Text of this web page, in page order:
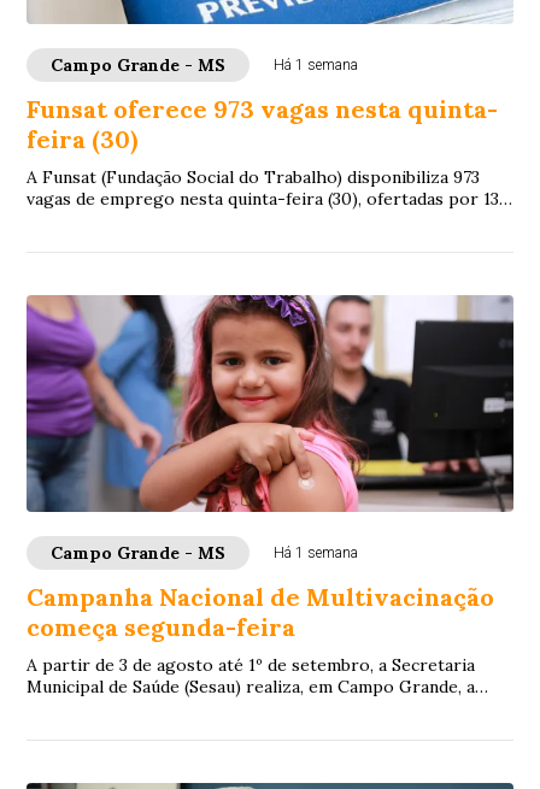
Campo Grande - MS Há 1 semana
Funsat oferece 973 vagas nesta quinta-
feira (30)
A Funsat (Fundação Social do Trabalho) disponibiliza 973
vagas de emprego nesta quinta-feira (30), ofertadas por 132
Campo Grande - MS Há 1 semana
Campanha Nacional de Multivacinação
começa segunda-feira
A partir de 3 de agosto até 1º de setembro, a Secretaria
Municipal de Saúde (Sesau) realiza, em Campo Grande, a